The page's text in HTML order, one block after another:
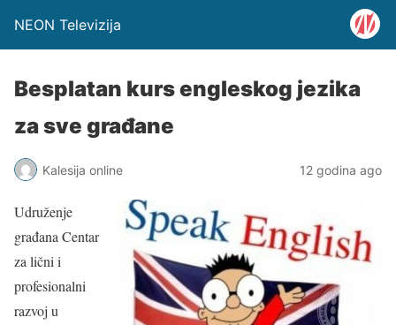
NEON Televizija
Besplatan kurs engleskog jezika
za sve građane
Kalesija online 12 godina ago
Udruženje
građana Centar
za lični i
profesionalni
razvoj u